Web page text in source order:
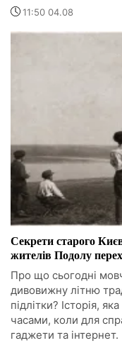
11:50 04.08
Секрети старого
жителів Подолу
Про що сьогодні
дивовижну літню
підлітки? Історія,
часами, коли для
гаджети та інтернет.